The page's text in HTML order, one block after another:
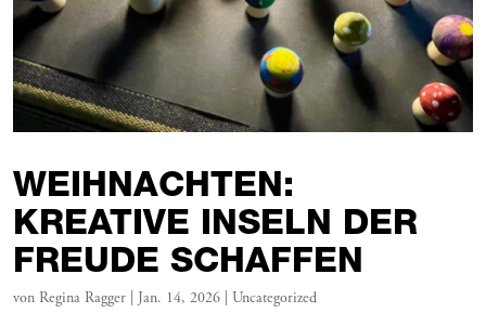
WEIHNACHTEN:
KREATIVE INSELN DER
FREUDE SCHAFFEN
von Regina Ragger Jan. 14, 2026 Uncategorized